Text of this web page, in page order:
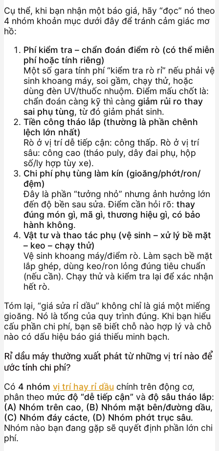
Cụ thể, khi bạn nhận một báo giá, hãy “đọc” nó theo
4 nhóm khoản mục dưới đây để tránh cảm giác mơ
hồ:
Phí kiểm tra – chẩn đoán điểm rò (có thể miễn
phí hoặc tính riêng)
Một số gara tính phí “kiểm tra rò rỉ” nếu phải vệ
sinh khoang máy, soi gầm, chạy thử, hoặc
dùng đèn UV/thuốc nhuộm. Điểm mấu chốt là:
chẩn đoán càng kỹ thì càng giảm rủi ro thay
sai phụ tùng, từ đó giảm phát sinh.
Tiền công tháo lắp (thường là phần chênh
lệch lớn nhất)
Rò ở vị trí dễ tiếp cận: công thấp. Rò ở vị trí
sâu: công cao (tháo puly, dây đai phụ, hộp
số/ly hợp tùy xe).
Chi phí phụ tùng làm kín (gioăng/phớt/ron/
đệm)
Đây là phần “tưởng nhỏ” nhưng ảnh hưởng lớn
đến độ bền sau sửa. Điểm cần hỏi rõ: thay
đúng món gì, mã gì, thương hiệu gì, có bảo
hành không.
Vật tư và thao tác phụ (vệ sinh – xử lý bề mặt
– keo – chạy thử)
Vệ sinh khoang máy/điểm rò. Làm sạch bề mặt
lắp ghép, dùng keo/ron lỏng đúng tiêu chuẩn
(nếu cần). Chạy thử và kiểm tra lại để xác nhận
hết rò.
Tóm lại, “giá sửa rỉ dầu” không chỉ là giá một miếng
gioăng. Nó là tổng của quy trình đúng. Khi bạn hiểu
cấu phần chi phí, bạn sẽ biết chỗ nào hợp lý và chỗ
nào có dấu hiệu báo giá thiếu minh bạch.
Rỉ dầu máy thường xuất phát từ những vị trí nào để
ước tính chi phí?
Có 4 nhóm vị trí hay rỉ dầu chính trên động cơ,
phân theo mức độ “dễ tiếp cận” và độ sâu tháo lắp:
(A) Nhóm trên cao, (B) Nhóm mặt bên/đường dầu,
(C) Nhóm đáy cácte, (D) Nhóm phớt trục sâu.
Nhóm nào bạn đang gặp sẽ quyết định phần lớn chi
phí.